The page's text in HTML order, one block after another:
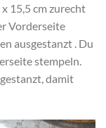
15,5 cm zurecht
Vorderseite
ausgestanzt . Du
stempeln.
damit